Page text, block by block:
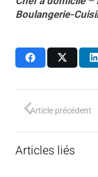
Boulangerie-
Article précédent
Articles liés